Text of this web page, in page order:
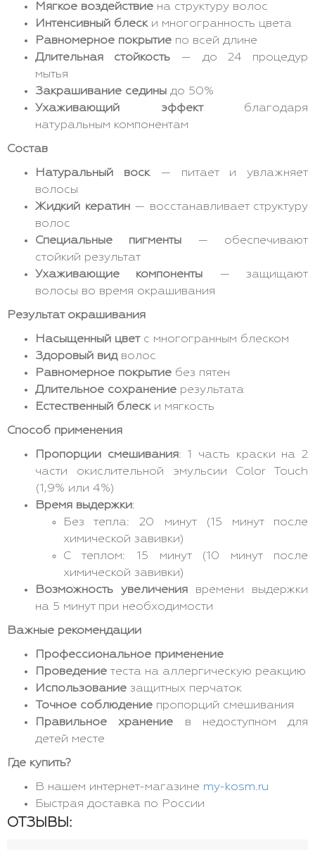
Мягкое воздействие на структуру волос
Интенсивный блески многогранность цвета
Равномерное покрытие по всей длине
Длительная стойкость — до 24 процедур
мытья
Закрашивание седины до 50%
Ухаживающий эффектблагодаря
натуральным компонентам
Состав
Натуральный воск— питает и увлажняет
волосы
Жидкий кератин— восстанавливает структуру
волос
Специальные пигменты — обеспечивают
стойкий результат
Ухаживающие компоненты — защищают
волосы во время окрашивания
Результат окрашивания
Насыщенный цветс многогранным блеском
Здоровый видволос
Равномерное покрытие без пятен
Длительное сохранение результата
Естественный блески мягкость
Способ применения
Пропорции смешивания: 1 часть краски на 2
части окислительной эмульсии Color Touch
(1,9% или 4%)
Время выдержки:
Без тепла: 20 минут (15 минут после
химической завивки)
С теплом: 15 минут (10 минут после
химической завивки)
Возможность увеличения времени выдержки
на 5 минут при необходимости
Важные рекомендации
Профессиональное применение
Проведение теста на аллергическую реакцию
Использование защитных перчаток
Точное соблюдение пропорций смешивания
Правильное хранение в недоступном для
детей месте
Где купить?
В нашем интернет-магазине my-kosm.ru
Быстрая доставка по России
ОТЗЫВЫ: